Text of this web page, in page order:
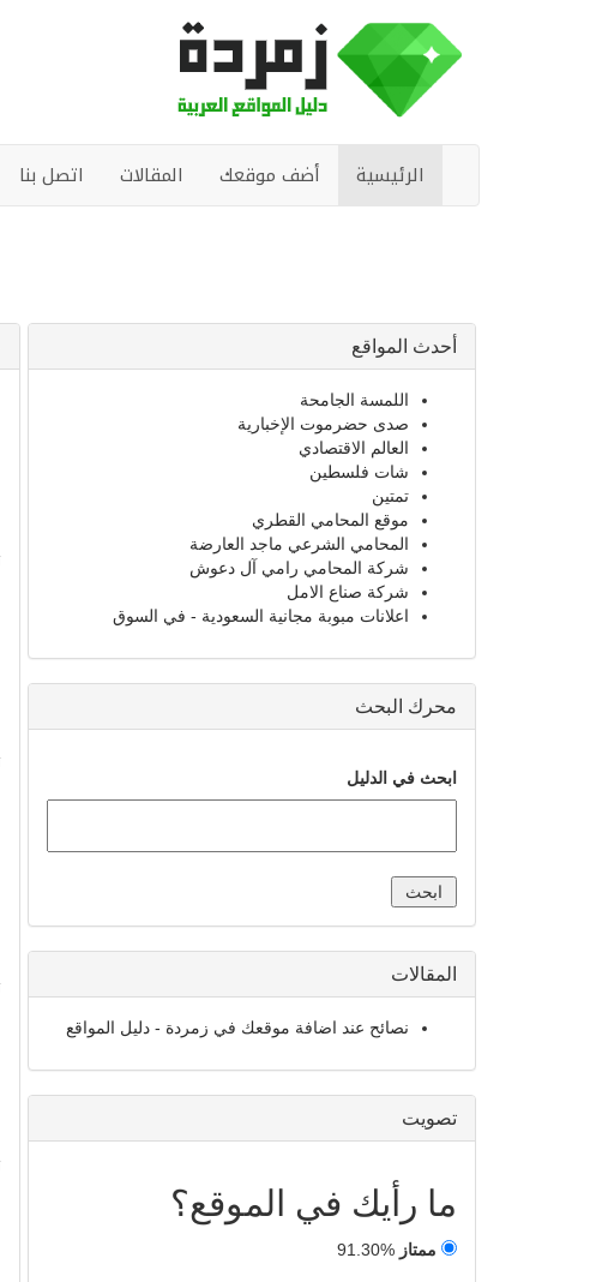
الرئيسية أضف موقعك المقالات اتصل بنا
أحدث المواقع
اللمسة الجامحة
صدى حضرموت الإخبارية
العالم الاقتصادي
شات فلسطين
تمتين
موقع المحامي القطري
المحامي الشرعي ماجد العارضة
شركة المحامي رامي آل دعوش
شركة صناع الامل
اعلانات مبوبة مجانية السعودية - في السوق
محرك البحث
ابحث في الدليل
المقالات
نصائح عند اضافة موقعك في زمردة - دليل المواقع
تصويت
ما رأيك في الموقع؟
ممتاز